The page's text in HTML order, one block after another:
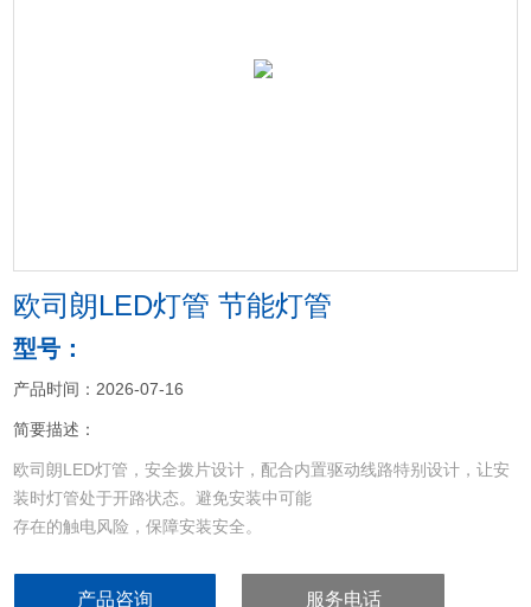
欧司朗LED灯管 节能灯管
型号：
产品时间：2026-07-16
简要描述：
欧司朗LED灯管，安全拨片设计，配合内置驱动线路特别设计，让安
装时灯管处于开路状态。避免安装中可能
存在的触电风险，保障安装安全。
产品咨询 服务电话